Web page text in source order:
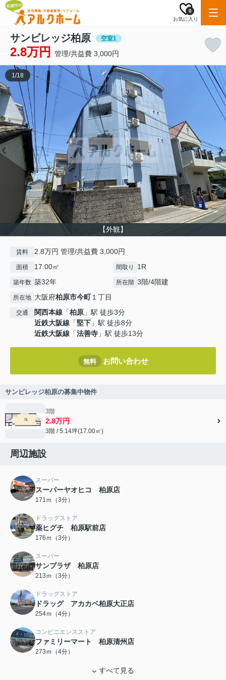
お気に入り
0
サンビレッジ柏原 空室1
2.8万円 管理/共益費 3,000円
【外観】
1/18
賃料 2.8万円 管理/共益費 3,000円
面積 17.00㎡ 間取り 1R
築年数 築32年 所在階 3階/4階建
所在地 大阪府柏原市今町１丁目
交通 関西本線 「柏原 」駅 徒歩3分
近鉄大阪線 「堅下 」駅 徒歩8分
近鉄大阪線 「法善寺 」駅 徒歩13分
無料 お問い合わせ
サンビレッジ柏原の募集中物件
3階
2.8万円
3階 / 5.14坪(17.00㎡)
周辺施設
スーパー
スーパーヤオヒコ 柏原店
171ｍ（3分）
ドラッグストア
薬ヒグチ 柏原駅前店
176ｍ（3分）
スーパー
サンプラザ 柏原店
213ｍ（3分）
ドラッグストア
ドラッグ アカカベ柏原大正店
254ｍ（4分）
コンビニエンスストア
ファミリーマート 柏原清州店
273ｍ（4分）
すべて見る